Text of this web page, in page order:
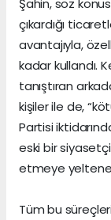
Şahin, söz
çıkardığı
avantajıyla,
kadar kullandı.
tanıştıran
kişiler ile de,
Partisi
eski bir
etmeye
Tüm bu